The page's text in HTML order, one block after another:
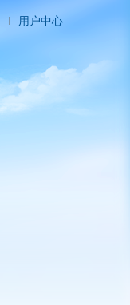
用户中心